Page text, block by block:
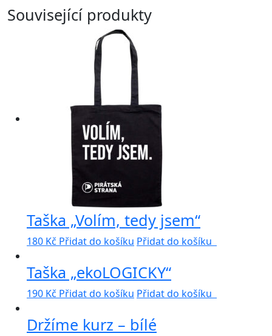
Související produkty
Taška „Volím, tedy jsem“
180 Kč Přidat do košíku Přidat do košíku
Taška „ekoLOGICKY“
190 Kč Přidat do košíku Přidat do košíku
Držíme kurz – bílé